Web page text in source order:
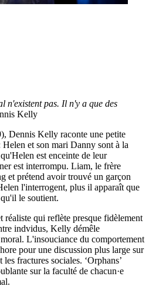
n'existent pas. Il n'y a que des
Kelly
Dennis Kelly raconte une petite
et son mari Danny sont à la
est enceinte de leur
est interrompu. Liam, le frère
et prétend avoir trouvé un garçon
l'interrogent, plus il apparaît que
le soutient.
réaliste qui reflète presque fidèlement
indvidus, Kelly démêle
L'insouciance du comportement
pour une discussion plus large sur
fractures sociales. ‘Orphans’
sur la faculté de chacun·e